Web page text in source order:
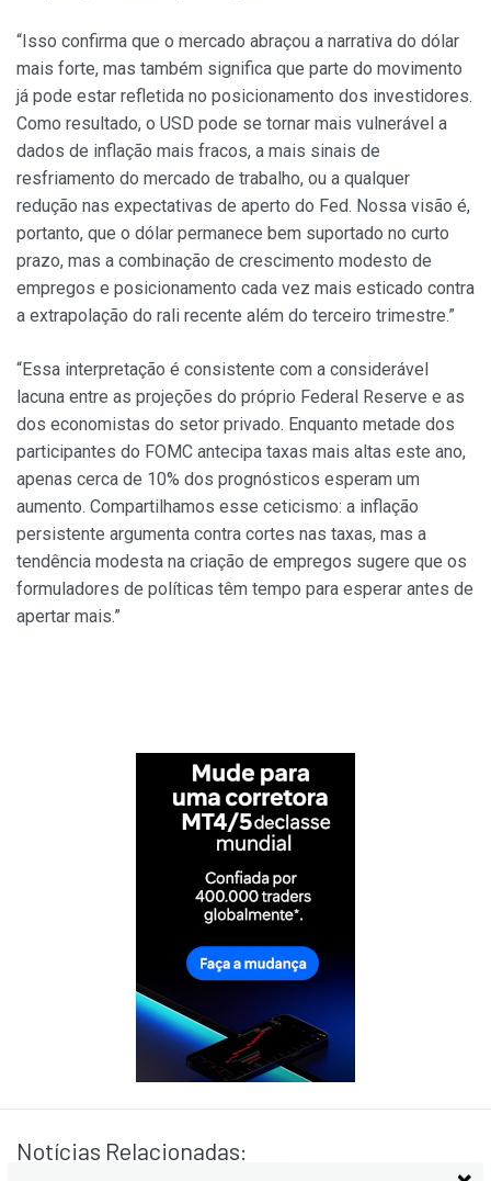
“Isso confirma que o mercado abraçou a narrativa do dólar
mais forte, mas também significa que parte do movimento
já pode estar refletida no posicionamento dos investidores.
Como resultado, o USD pode se tornar mais vulnerável a
dados de inflação mais fracos, a mais sinais de
resfriamento do mercado de trabalho, ou a qualquer
redução nas expectativas de aperto do Fed. Nossa visão é,
portanto, que o dólar permanece bem suportado no curto
prazo, mas a combinação de crescimento modesto de
empregos e posicionamento cada vez mais esticado contra
a extrapolação do rali recente além do terceiro trimestre.”
“Essa interpretação é consistente com a considerável
lacuna entre as projeções do próprio Federal Reserve e as
dos economistas do setor privado. Enquanto metade dos
participantes do FOMC antecipa taxas mais altas este ano,
apenas cerca de 10% dos prognósticos esperam um
aumento. Compartilhamos esse ceticismo: a inflação
persistente argumenta contra cortes nas taxas, mas a
tendência modesta na criação de empregos sugere que os
formuladores de políticas têm tempo para esperar antes de
apertar mais.”
Notícias Relacionadas: